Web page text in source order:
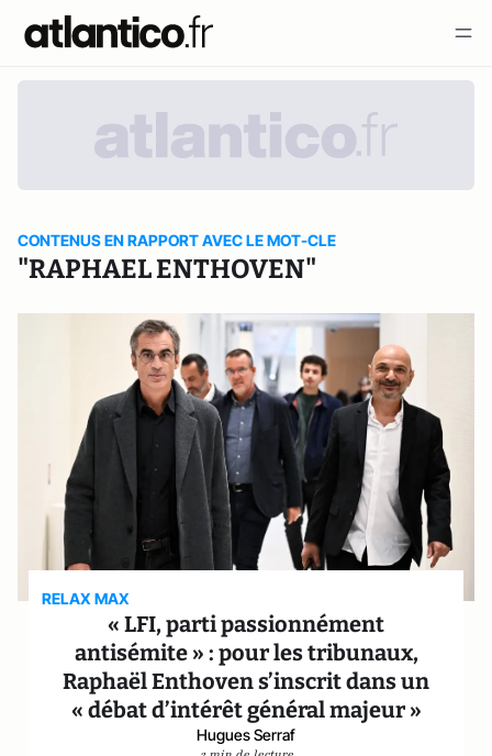
CONTENUS EN RAPPORT AVEC LE MOT-CLE
"RAPHAEL ENTHOVEN"
RELAX MAX
« LFI, parti passionnément
antisémite » : pour les tribunaux,
Raphaël Enthoven s’inscrit dans un
« débat d’intérêt général majeur »
Hugues Serraf